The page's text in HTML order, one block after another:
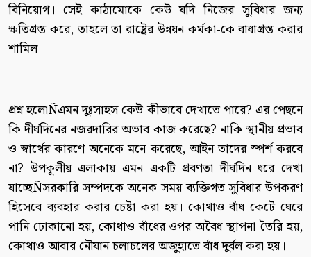
বিনিয়োগ। সেই কাঠামোকে কেউ যদি নিজের সুবিধার জন্য
ক্ষতিগ্রস্ত করে, তাহলে তা রাষ্ট্রের উন্নয়ন কর্মকা-কে বাধাগ্রস্ত করার
শামিল।
প্রশ্ন হলোÑএমন দুঃসাহস কেউ কীভাবে দেখাতে পারে? এর পেছনে
কি দীর্ঘদিনের নজরদারির অভাব কাজ করেছে? নাকি স্থানীয় প্রভাব
ও স্বার্থের কারণে অনেকে মনে করেছে, আইন তাদের স্পর্শ করবে
না? উপকূলীয় এলাকায় এমন একটি প্রবণতা দীর্ঘদিন ধরে দেখা
যাচ্ছেÑসরকারি সম্পদকে অনেক সময় ব্যক্তিগত সুবিধার উপকরণ
হিসেবে ব্যবহার করার চেষ্টা করা হয়। কোথাও বাঁধ কেটে ঘেরে
পানি ঢোকানো হয়, কোথাও বাঁধের ওপর অবৈধ স্থাপনা তৈরি হয়,
কোথাও আবার নৌযান চলাচলের অজুহাতে বাঁধ দুর্বল করা হয়।